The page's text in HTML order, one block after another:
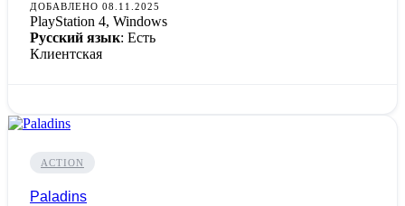
ДОБАВЛЕНО 08.11.2025
PlayStation 4, Windows
Русский язык: Есть
Клиентская
ACTION
Paladins